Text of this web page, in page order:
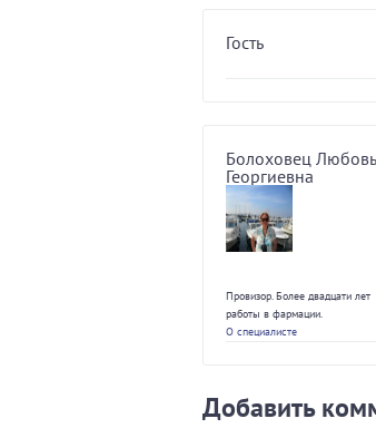
Гость
Болоховец Любовь
Георгиевна
Провизор. Более двадцати лет
работы в фармации.
О специалисте
Добавить